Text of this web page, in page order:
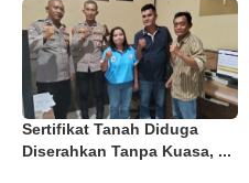
Sertifikat Tanah Diduga
Diserahkan Tanpa Kuasa, ...